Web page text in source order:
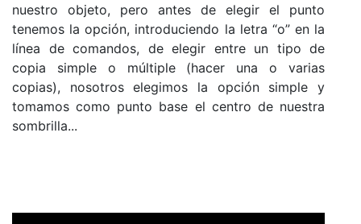
nuestro objeto, pero antes de elegir el punto
tenemos la opción, introduciendo la letra “o” en la
línea de comandos, de elegir entre un tipo de
copia simple o múltiple (hacer una o varias
copias), nosotros elegimos la opción simple y
tomamos como punto base el centro de nuestra
sombrilla...